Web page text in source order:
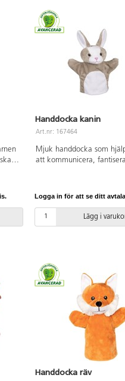
vi
Handdocka kanin
Art.nr: 167464
Mjuk handdocka som
att kommunicera,
Logga in för att se ditt
Lägg i
Handdocka räv